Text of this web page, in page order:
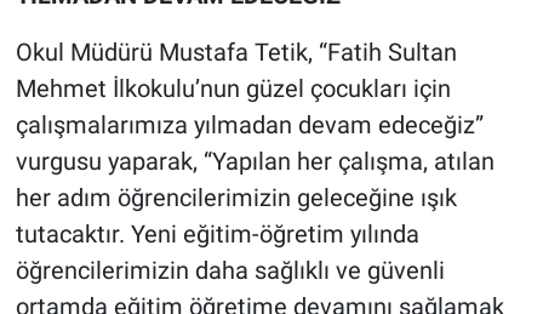
Okul Müdürü Mustafa Tetik, “Fatih Sultan
Mehmet İlkokulu’nun güzel çocukları için
çalışmalarımıza yılmadan devam edeceğiz”
vurgusu yaparak, “Yapılan her çalışma, atılan
her adım öğrencilerimizin geleceğine ışık
tutacaktır. Yeni eğitim-öğretim yılında
öğrencilerimizin daha sağlıklı ve güvenli
ortamda eğitim öğretime devamını sağlamak